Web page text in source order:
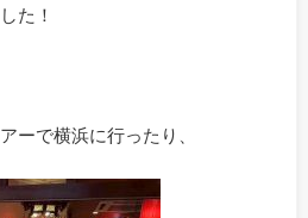
た！
ーで横浜に行ったり、